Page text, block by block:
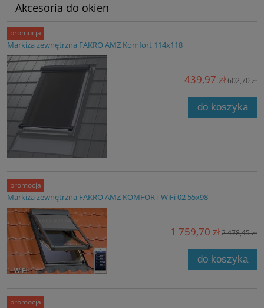
Akcesoria do okien
Markiza zewnętrzna FAKRO AMZ Komfort 114x118
439,97 zł602,70 zł
do koszyka
promocja
Markiza zewnętrzna FAKRO AMZ KOMFORT WiFi 02 55x98
1 759,70 zł2 478,45 zł
do koszyka
promocja
promocja